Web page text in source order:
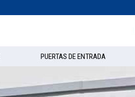
PUERTAS DE ENTRADA